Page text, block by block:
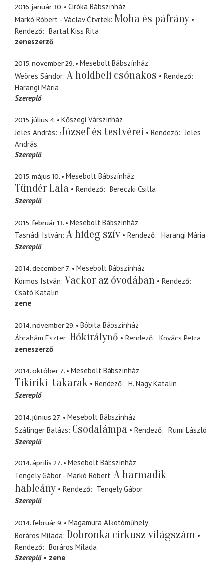
2016. január 30.
Ciróka Bábszínház
Markó Róbert - Václav Čtvrtek Moha és páfrány
Rendező
Bartal Kiss Rita
zeneszerző
2015. november 29.
Mesebolt Bábszínház
Weöres Sándor A holdbeli csónakos
Rendező
Harangi Mária
Szereplő
2015. július 4.
Kőszegi Várszínház
Jeles András József és testvérei Rendező
Jeles
András
Szereplő
2015. május 10. Mesebolt Bábszínház
Tündér Lala Rendező
Bereczki Csilla
Szereplő
2015. február 13.
Mesebolt Bábszínház
Tasnádi István A hideg szív Rendező
Harangi Mária
Szereplő
2014. december 7.
Mesebolt Bábszínház
Kormos István Vackor az óvodában
Rendező
Csató Katalin
zene
2014. november 29.
Bóbita Bábszínház
Ábrahám Eszter Hókirálynő Rendező
Kovács Petra
zeneszerző
2014. október 7. Mesebolt Bábszínház
Tikiriki-takarak Rendező
H. Nagy Katalin
Szereplő
2014. június 27.
Mesebolt Bábszínház
Szálinger Balázs Csodalámpa Rendező
Rumi László
Szereplő
2014. április 27.
Mesebolt Bábszínház
Tengely Gábor - Markó Róbert A harmadik
hableány
Rendező
Tengely Gábor
Szereplő
2014. február 9.
Magamura Alkotóműhely
Boráros Milada Dobronka cirkusz világszám
Rendező
Boráros Milada
Szereplő
zene